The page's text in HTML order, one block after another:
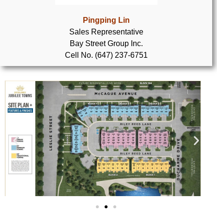
新居民
留学生指南
实用链接
加拿大房地产网站
大多伦多教育网站
大多伦多医疗机构
加拿大银行贷款机构
Pingping Lin
Sales Representative
Bay Street Group Inc.
Cell No. (647) 237-6751